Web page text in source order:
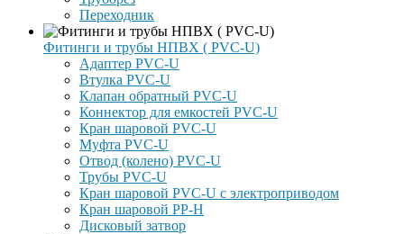
Переходник
Фитинги и трубы НПВХ ( PVC-U)
Адаптер PVC-U
Втулка PVC-U
Клапан обратный PVC-U
Коннектор для емкостей PVC-U
Кран шаровой PVC-U
Муфта PVC-U
Отвод (колено) PVC-U
Трубы PVC-U
Кран шаровой PVC-U с электроприводом
Кран шаровой PP-H
Дисковый затвор